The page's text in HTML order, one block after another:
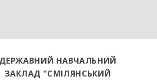
майбутніх фахівцях. […]
ДЕРЖАВНИЙ НАВЧАЛЬНИЙ
ЗАКЛАД "СМІЛЯНСЬКИЙ